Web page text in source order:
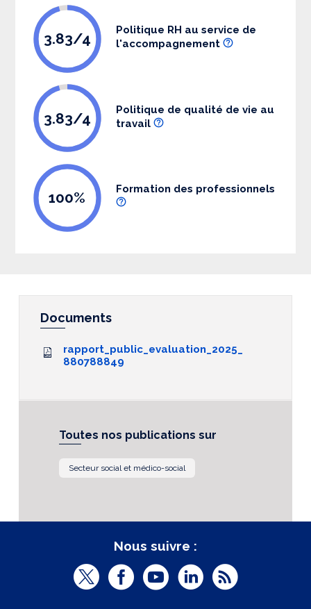
3.83/4
Politique RH au service de
l'accompagnement
3.83/4
Politique de qualité de vie au
travail
100% Formation des professionnels
Documents
rapport_public_evaluation_2025_
880788849
Toutes nos publications sur
Secteur social et médico-social
Nous suivre :
T
F
Y
L
R